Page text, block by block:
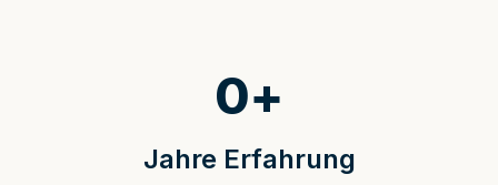
Jahre Erfahrung
0+